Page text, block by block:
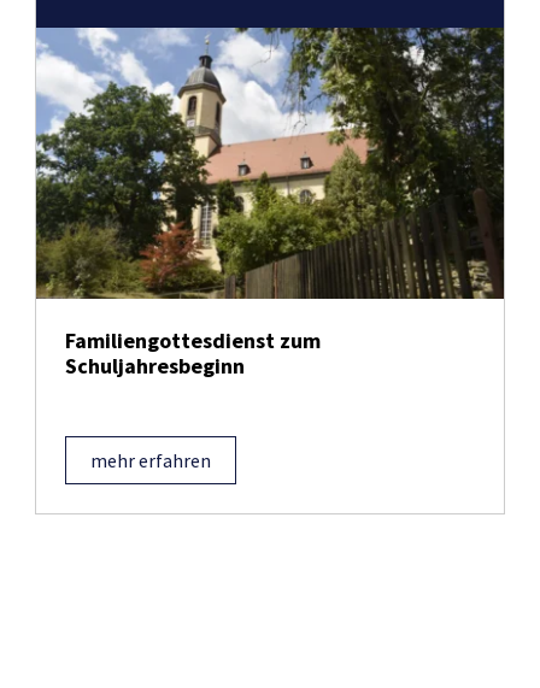
Familiengottesdienst zum
Schuljahresbeginn
mehr erfahren